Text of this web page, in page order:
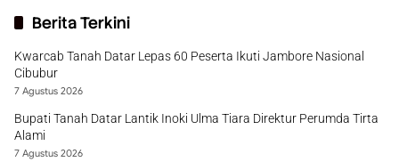
Berita Terkini
Kwarcab Tanah Datar Lepas 60 Peserta Ikuti Jambore Nasional
Cibubur
7 Agustus 2026
Bupati Tanah Datar Lantik Inoki Ulma Tiara Direktur Perumda Tirta
Alami
7 Agustus 2026